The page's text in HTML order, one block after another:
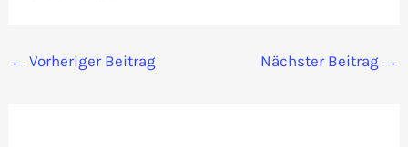
← Vorheriger Beitrag Nächster Beitrag →